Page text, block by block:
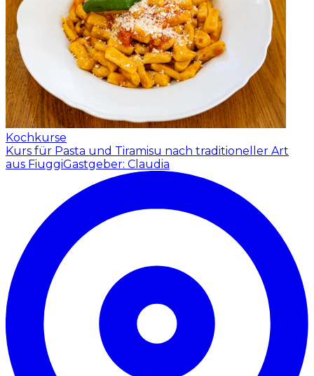
Kochkurse
Kurs für Pasta und Tiramisu nach traditioneller Art
aus FiuggiGastgeber: Claudia